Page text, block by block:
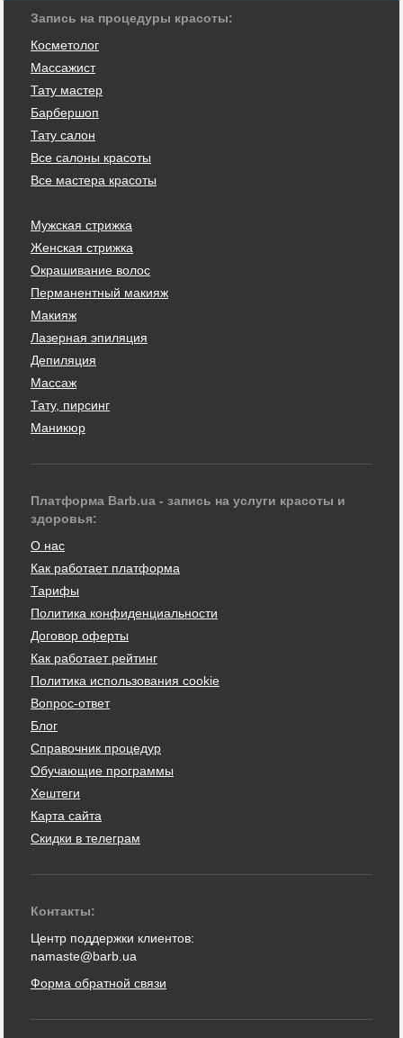
Запись на процедуры красоты:
Косметолог
Массажист
Тату мастер
Барбершоп
Тату салон
Все салоны красоты
Все мастера красоты
Мужская стрижка
Женская стрижка
Окрашивание волос
Перманентный макияж
Макияж
Лазерная эпиляция
Депиляция
Массаж
Тату, пирсинг
Маникюр
Платформа Barb.ua - запись на услуги красоты и
здоровья:
О нас
Как работает платформа
Тарифы
Политика конфиденциальности
Договор оферты
Как работает рейтинг
Политика использования cookie
Вопрос-ответ
Блог
Справочник процедур
Обучающие программы
Хештеги
Карта сайта
Скидки в телеграм
Контакты:
Центр поддержки клиентов:
namaste@barb.ua
Форма обратной связи